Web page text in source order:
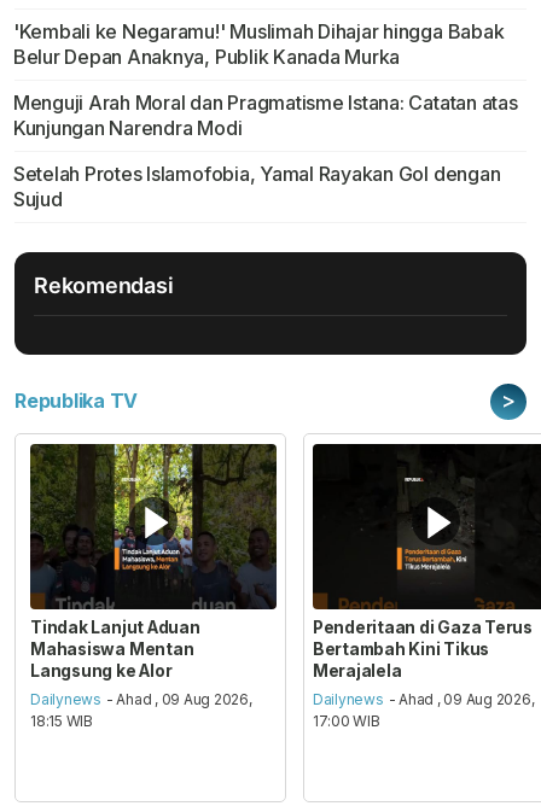
'Kembali ke Negaramu!' Muslimah Dihajar hingga Babak
Belur Depan Anaknya, Publik Kanada Murka
Menguji Arah Moral dan Pragmatisme Istana: Catatan atas
Kunjungan Narendra Modi
Setelah Protes Islamofobia, Yamal Rayakan Gol dengan
Sujud
Rekomendasi
Republika TV >
Tindak Lanjut Aduan
Mahasiswa Mentan
Langsung ke Alor
Dailynews - Ahad , 09 Aug 2026,
18:15 WIB
Penderitaan di Gaza Terus
Bertambah Kini Tikus
Merajalela
Dailynews - Ahad , 09 Aug 2026,
17:00 WIB